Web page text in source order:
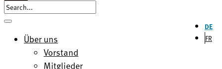
DE
FR
Über uns
Vorstand
Mitglieder